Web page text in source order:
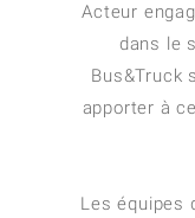
Acteur
dans le
Bus&Truck
apporter à
Les équipes